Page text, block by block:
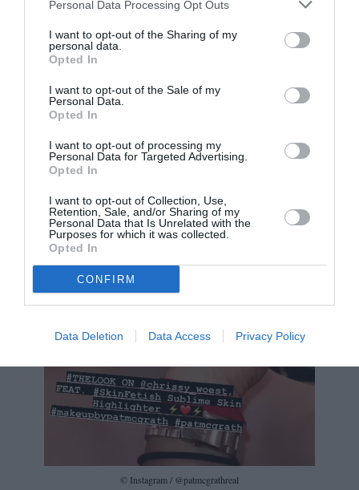
Personal Data Processing Opt Outs
I want to opt-out of the Sharing of my
personal data.
Opted In
I want to opt-out of the Sale of my
Personal Data.
Opted In
I want to opt-out of processing my
Personal Data for Targeted Advertising.
Opted In
I want to opt-out of Collection, Use,
Retention, Sale, and/or Sharing of my
Personal Data that Is Unrelated with the
Purposes for which it was collected.
Opted In
CONFIRM
Data Deletion Data Access Privacy Policy
© Instagram / @patmcgrathreal